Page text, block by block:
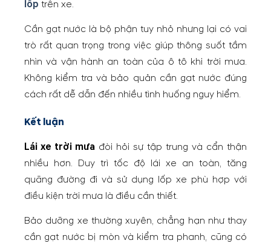
lốp trên xe.
Cần gạt nước là bộ phận tuy nhỏ nhưng lại có vai
trò rất quan trọng trong việc giúp thông suốt tầm
nhìn và vận hành an toàn của ô tô khi trời mưa.
Không kiểm tra và bảo quản cần gạt nước đúng
cách rất dễ dẫn đến nhiều tình huống nguy hiểm.
Kết luận
Lái xe trời mưa đòi hỏi sự tập trung và cẩn thận
nhiều hơn. Duy trì tốc độ lái xe an toàn, tăng
quãng đường đi và sử dụng lốp xe phù hợp với
điều kiện trời mưa là điều cần thiết.
Bảo dưỡng xe thường xuyên, chẳng hạn như thay
cần gạt nước bị mòn và kiểm tra phanh, cũng có